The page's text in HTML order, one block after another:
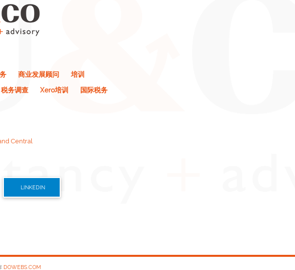
商业发展顾问
培训
税务调查 Xero培训
国际税务
Central
LINKEDIN
DOWEBS.COM